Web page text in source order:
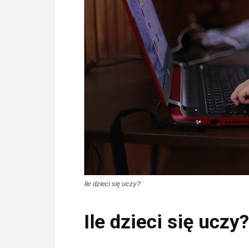
Ile dzieci się uczy?
Ile dzieci się uczy?